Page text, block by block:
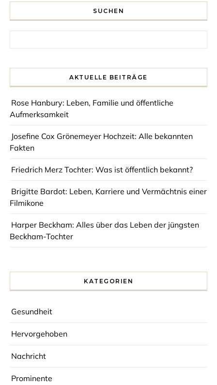
SUCHEN
AKTUELLE BEITRÄGE
Rose Hanbury: Leben, Familie und öffentliche
Aufmerksamkeit
Josefine Cox Grönemeyer Hochzeit: Alle bekannten
Fakten
Friedrich Merz Tochter: Was ist öffentlich bekannt?
Brigitte Bardot: Leben, Karriere und Vermächtnis einer
Filmikone
Harper Beckham: Alles über das Leben der jüngsten
Beckham-Tochter
KATEGORIEN
Gesundheit
Hervorgehoben
Nachricht
Prominente